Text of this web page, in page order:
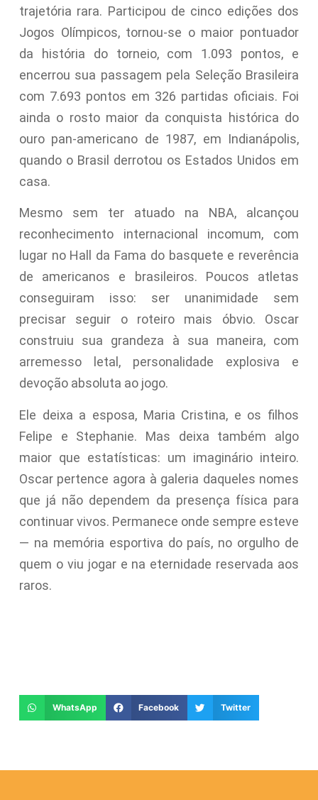
trajetória rara. Participou de cinco edições dos
Jogos Olímpicos, tornou-se o maior pontuador
da história do torneio, com 1.093 pontos, e
encerrou sua passagem pela Seleção Brasileira
com 7.693 pontos em 326 partidas oficiais. Foi
ainda o rosto maior da conquista histórica do
ouro pan-americano de 1987, em Indianápolis,
quando o Brasil derrotou os Estados Unidos em
casa.
Mesmo sem ter atuado na NBA, alcançou
reconhecimento internacional incomum, com
lugar no Hall da Fama do basquete e reverência
de americanos e brasileiros. Poucos atletas
conseguiram isso: ser unanimidade sem
precisar seguir o roteiro mais óbvio. Oscar
construiu sua grandeza à sua maneira, com
arremesso letal, personalidade explosiva e
devoção absoluta ao jogo.
Ele deixa a esposa, Maria Cristina, e os filhos
Felipe e Stephanie. Mas deixa também algo
maior que estatísticas: um imaginário inteiro.
Oscar pertence agora à galeria daqueles nomes
que já não dependem da presença física para
continuar vivos. Permanece onde sempre esteve
— na memória esportiva do país, no orgulho de
quem o viu jogar e na eternidade reservada aos
raros.
WhatsApp Facebook Twitter